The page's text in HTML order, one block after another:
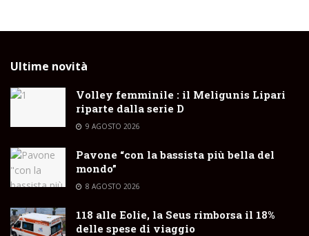
Ultime novità
Volley femminile : il Meligunis Lipari
riparte dalla serie D
9 AGOSTO 2026
Pavone “con la bassista più bella del
mondo”
8 AGOSTO 2026
118 alle Eolie, la Seus rimborsa il 18%
delle spese di viaggio